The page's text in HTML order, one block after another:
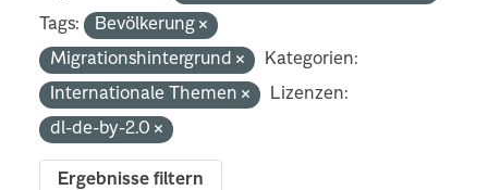
Tags:
Bevölkerung
Migrationshintergrund
Kategorien:
Internationale Themen
Lizenzen:
dl-de-by-2.0
Ergebnisse filtern